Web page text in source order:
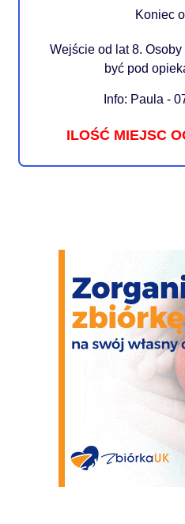
Koniec
Wejście od lat 8.
być pod
Info: Paula -
ILOŚĆ MIEJSC